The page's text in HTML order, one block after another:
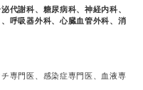
代謝科、糖尿病科、神経内科、
呼吸器外科、心臓血管外科、消
専門医、感染症専門医、血液専